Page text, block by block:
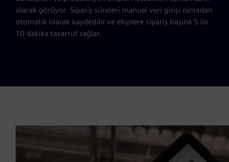
olarak görüyor. Sipariş süreleri manuel veri girişi olmadan
otomatik olarak kaydedilir ve ekiplere sipariş başına 5 ila
10 dakika tasarruf sağlar.